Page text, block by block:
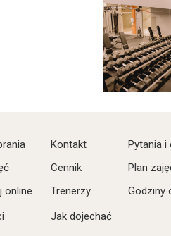
Pytania i
Plan
Godziny
Kontakt
Cennik
Trenerzy
Jak dojechać
online